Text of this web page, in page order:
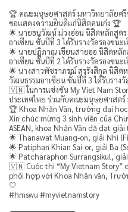
🏆 คณะมนุษยศาสตร์ มหาวิทยาลัยศรี
ขอแสดงความยินดีแก่นิสิตคนเก่ง 🏆
🌟 นายธนวัฒน์ ม่วงอ่อน นิสิตหลักสูต
อาเซียน ชั้นปีที่ 3 ได้รับรางวัลรองชนะ
🌟 นายปฏิภาณ เขียนสายออ นิสิตหลั
อาเซียน ชั้นปีที่ 2 ได้รับรางวัลรองชนะ
🌟 นางสาวพัชราภรณ์ สุรรังสิกุล นิสิ
วัฒนธรรมอาเซียน ชั้นปีที่ 3 ได้รับราง
🇻🇳 ในการแข่งขัน My Viet Nam
ประเทศไทย ร่วมกับคณะมนุษยศาสต
🏆 Khoa Nhân Văn, trường đại
Xin chúc mừng 3 sinh viên của
ASEAN, khoa Nhân Văn đã đạt
🌟 Thanawat Muang-on, giải Nhì
🌟 Patiphan Khian Sai-or, giải Ba
🌟 Patcharaphon Surrangsikul,
🇻🇳 Cuộc thi “My Vietnam Story”
phối hợp với Khoa Nhân văn,
🤍
#hmswu #myvietnamstory